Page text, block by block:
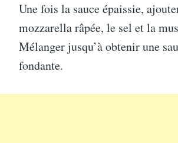
Une fois la sauce épaissie,
mozzarella râpée, le sel et la
Mélanger jusqu’à obtenir une
fondante.